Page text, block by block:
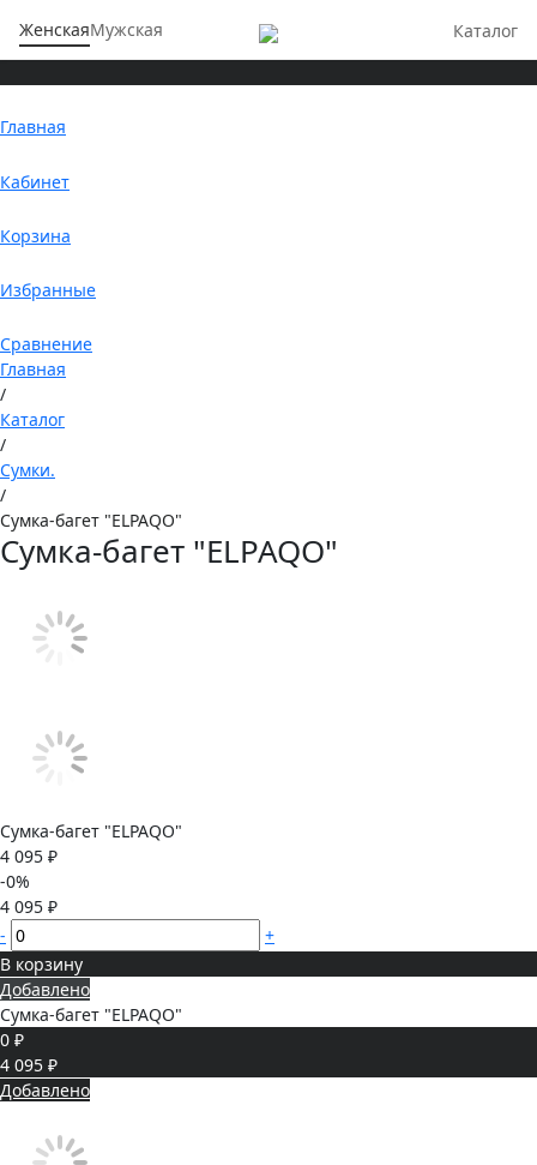
ЖенскаяМужская Каталог
Главная
Кабинет
Корзина
Избранные
Сравнение
Главная
/
Каталог
/
Сумки.
/
Сумка-багет "ELPAQO"
Сумка-багет "ELPAQO"
Сумка-багет "ELPAQO"
4 095 ₽
-0%
4 095 ₽
-
+
В корзину
Добавлено
Сумка-багет "ELPAQO"
0 ₽
4 095 ₽
Добавлено